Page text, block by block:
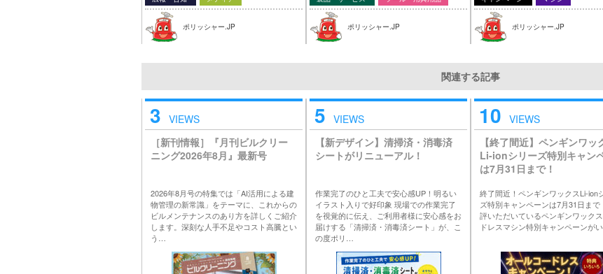
ポリッシャー.JP ポリッシャー.JP ポリッシャー.JP
関連する記事
3 VIEWS
［新刊情報］『月刊ビルクリー
ニング2026年8月』最新号
2026年8月号の特集では「AI活用による建
物管理の新常識」をテーマに、これからの
ビルメンテナンスのあり方を詳しくご紹介
します。深刻な人手不足やコスト高騰とい
う…
5 VIEWS
【新デザイン】清掃済・消毒済
シートがリニューアル！
作業完了のひと工夫で安心感UP！明るい
イラスト入りで好印象 現場での作業完了
を視覚的に伝え、ご利用者様に安心感をお
届けする「清掃済・消毒済シート」が、こ
の度ポリ…
10 VIEWS
【終了間近】ペンギンワッ
Li-ionシリーズ特別キャン
は7月31日まで！
終了間近！ペンギンワックスLi-ion
ズ特別キャンペーンは7月31日まで
評いただいているペンギンワック
ドレスマシン特別キャンペーンが